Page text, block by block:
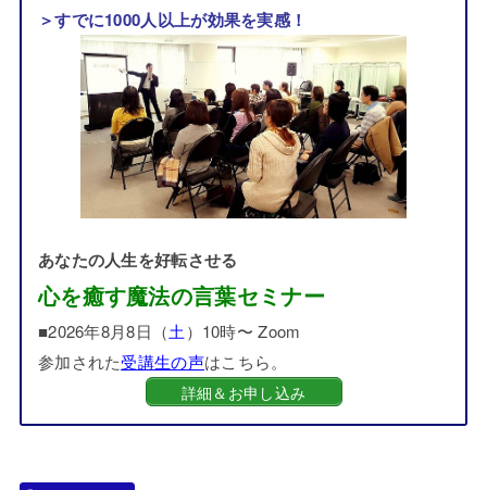
＞すでに1000人以上が効果を実感！
あなたの人生を好転させる
心を癒す魔法の言葉セミナー
■2026年8月8日（土 ）10時〜 Zoom
参加された受講生の声はこちら。
詳細＆お申し込み